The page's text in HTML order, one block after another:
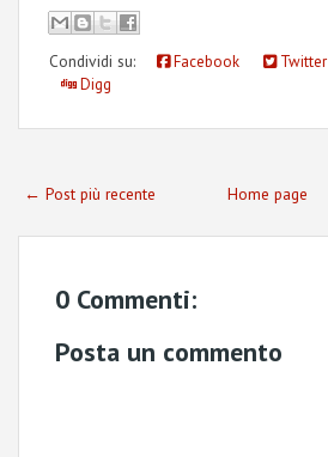
Condividi su: Facebook Twitter
Digg
← Post più recente Home page
0 Commenti:
Posta un commento